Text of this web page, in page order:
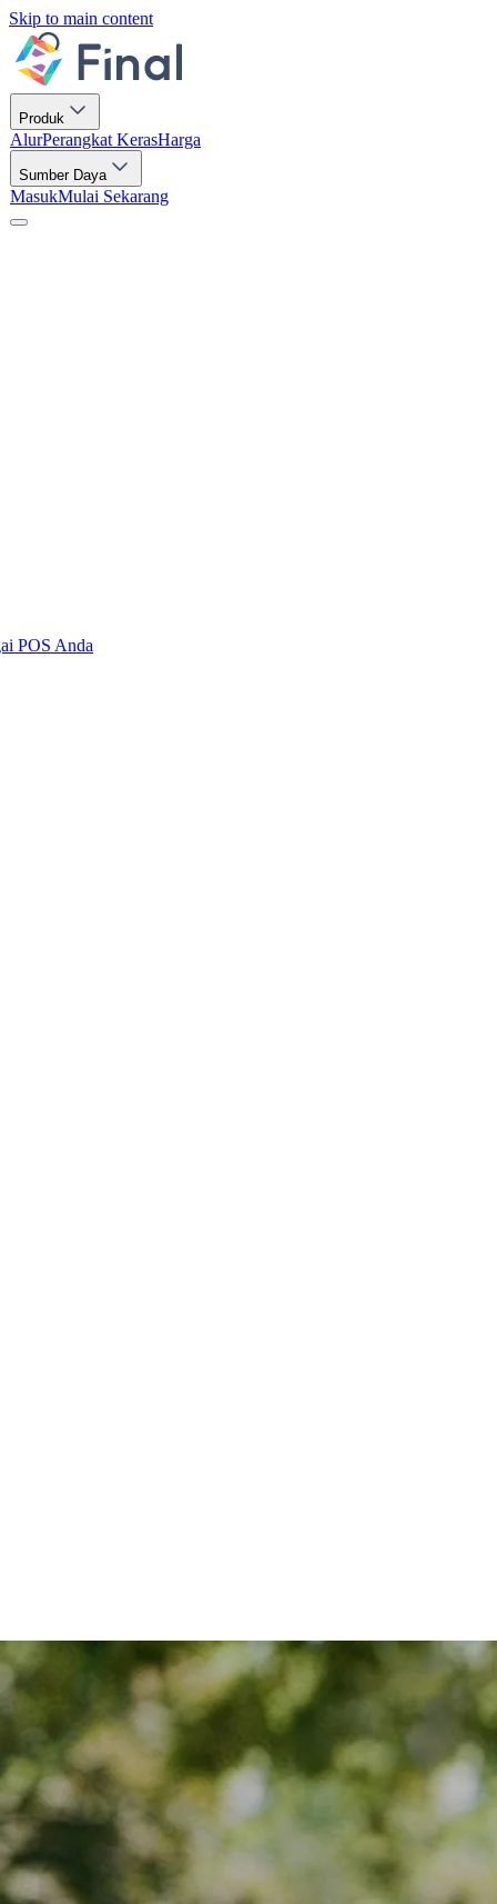
Skip to main content
Produk
AlurPerangkat KerasHarga
Sumber Daya
MasukMulai Sekarang
POS Anda